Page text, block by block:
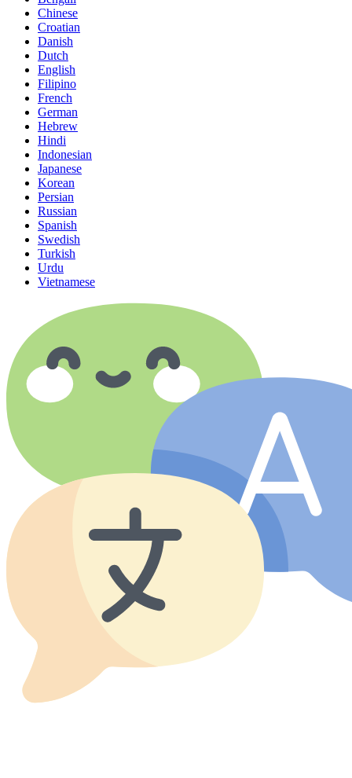
Chinese
Croatian
Danish
Dutch
English
Filipino
French
German
Hebrew
Hindi
Indonesian
Japanese
Korean
Persian
Russian
Spanish
Swedish
Turkish
Urdu
Vietnamese